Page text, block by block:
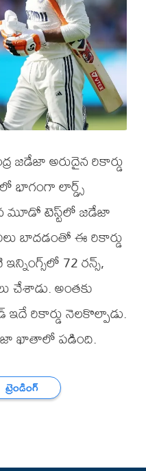
అరుదైన రికార్డు
భాగంగా లార్డ్స్
మూడో టెస్ట్‌లో జడేజా
బాదడంతో ఈ రికార్డు
72 రన్స్,
చేశాడు. అంతకు
రికార్డు నెలకొల్పాడు.
ఖాతాలో పడింది.
ట్రెండింగ్